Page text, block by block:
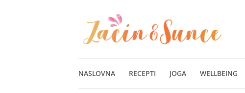
NASLOVNA RECEPTI JOGA WELLBEING